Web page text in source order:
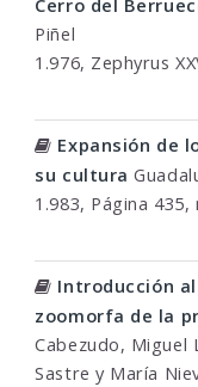
Piñel
1.976, Zephyrus
Expansión de
su cultura
1.983, Página 435,
Introducción
zoomorfa de la
Cabezudo, Miguel
Sastre y María